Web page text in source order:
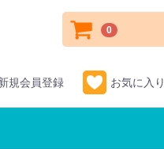
規会員登録 お気に入り
0